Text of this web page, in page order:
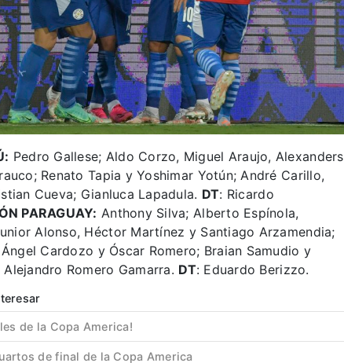
Pedro Gallese; Aldo Corzo, Miguel Araujo, Alexanders
Renato Tapia y Yoshimar Yotún; André Carillo,
Cueva; Gianluca Lapadula. DT: Ricardo
PARAGUAY: Anthony Silva; Alberto Espínola,
Alonso, Héctor Martínez y Santiago Arzamendia;
Cardozo y Óscar Romero; Braian Samudio y
Romero Gamarra. DT: Eduardo Berizzo.
de la Copa America!
de final de la Copa America